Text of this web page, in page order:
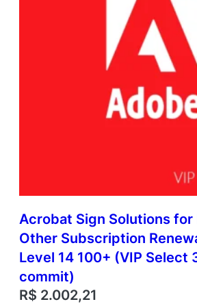
Acrobat Sign Solutions for
Other Subscription
Level 14 100+ (VIP Select
commit)
R$ 2.002,21